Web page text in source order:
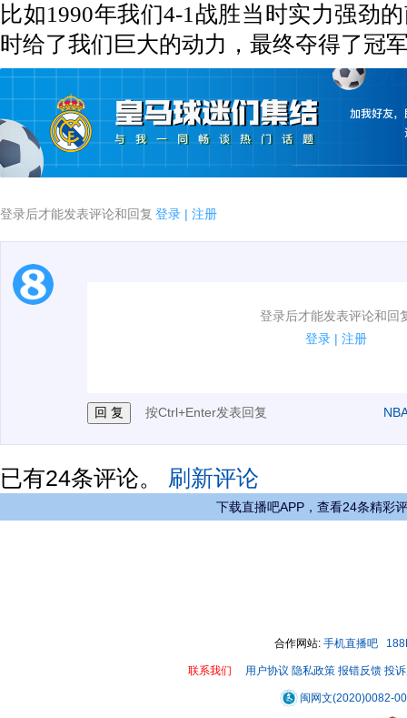
比如1990年我们4-1战胜当时实力强劲
时给了我们巨大的动力，最终夺得了冠
登录后才能发表评论和回复 登录 | 注册
登录后才能发表评论和回
登录 | 注册
1.电脑端新用户可以发表评论了！
按Ctrl+Enter发表回复
已有24条评论。 刷新评论
下载直播吧APP，查看24条精彩
合作网站: 手机直播吧
联系我们 用户协议 隐私政策 报错反馈 投
闽网文(2020)0082-